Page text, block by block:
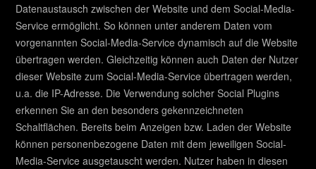
Datenaustausch zwischen der Website und dem Social-Media-
Service ermöglicht. So können unter anderem Daten vom
vorgenannten Social-Media-Service dynamisch auf die Website
übertragen werden. Gleichzeitig können auch Daten der Nutzer
dieser Website zum Social-Media-Service übertragen werden,
u.a. die IP-Adresse. Die Verwendung solcher Social Plugins
erkennen Sie an den besonders gekennzeichneten
Schaltflächen. Bereits beim Anzeigen bzw. Laden der Website
können personenbezogene Daten mit dem jeweiligen Social-
Media-Service ausgetauscht werden. Nutzer haben in diesen